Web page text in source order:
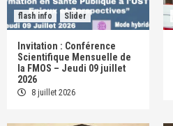
flash info Slider
Invitation : Conférence
Scientifique Mensuelle de
la FMOS – Jeudi 09 juillet
2026
8 juillet 2026